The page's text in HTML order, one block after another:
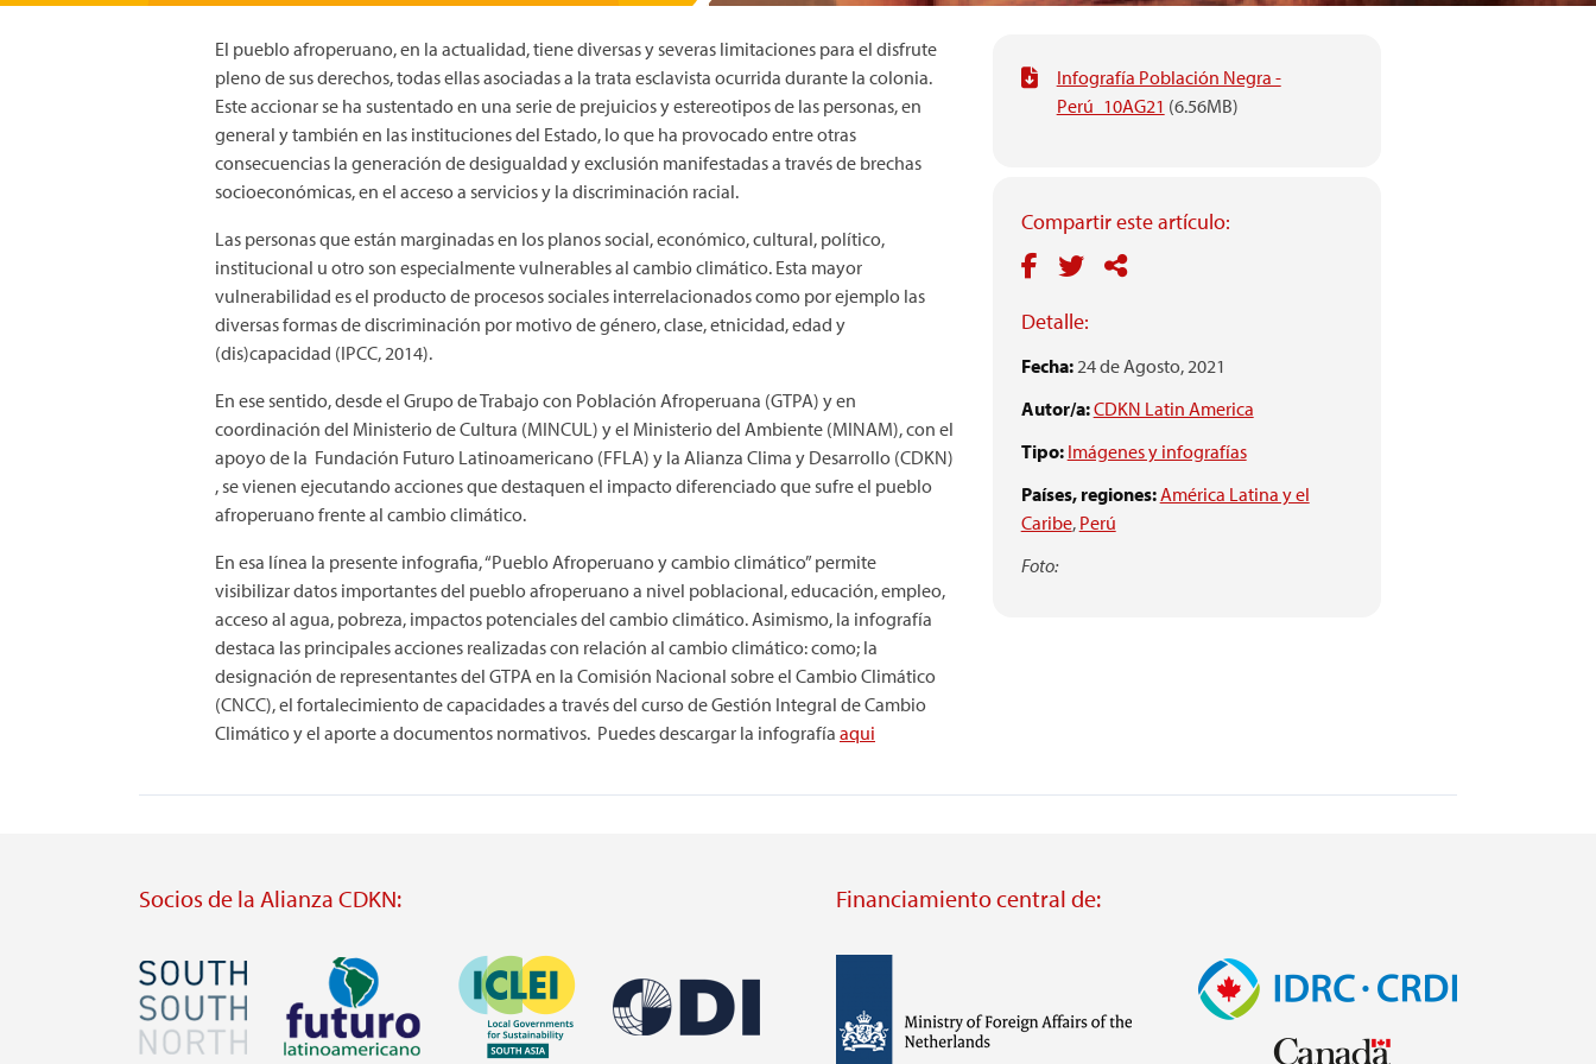
Infografía Población Negra -
Perú_10AG21 (6.56MB)
Compartir este artículo:
Detalle:
Fecha:24 de Agosto, 2021
Autor/a:CDKN Latin America
Tipo: Imágenes y infografías
Países, regiones:América Latina y el
Caribe, Perú
Foto:
El pueblo afroperuano, en la actualidad, tiene diversas y severas limitaciones para el disfrute
pleno de sus derechos, todas ellas asociadas a la trata esclavista ocurrida durante la colonia.
Este accionar se ha sustentado en una serie de prejuicios y estereotipos de las personas, en
general y también en las instituciones del Estado, lo que ha provocado entre otras
consecuencias la generación de desigualdad y exclusión manifestadas a través de brechas
socioeconómicas, en el acceso a servicios y la discriminación racial.
Las personas que están marginadas en los planos social, económico, cultural, político,
institucional u otro son especialmente vulnerables al cambio climático. Esta mayor
vulnerabilidad es el producto de procesos sociales interrelacionados como por ejemplo las
diversas formas de discriminación por motivo de género, clase, etnicidad, edad y
(dis)capacidad (IPCC, 2014).
En ese sentido, desde el Grupo de Trabajo con Población Afroperuana (GTPA) y en
coordinación del Ministerio de Cultura (MINCUL) y el Ministerio del Ambiente (MINAM), con el
apoyo de la Fundación Futuro Latinoamericano (FFLA) y la Alianza Clima y Desarrollo (CDKN)
, se vienen ejecutando acciones que destaquen el impacto diferenciado que sufre el pueblo
afroperuano frente al cambio climático.
En esa línea la presente infografia, “Pueblo Afroperuano y cambio climático” permite
visibilizar datos importantes del pueblo afroperuano a nivel poblacional, educación, empleo,
acceso al agua, pobreza, impactos potenciales del cambio climático. Asimismo, la infografía
destaca las principales acciones realizadas con relación al cambio climático: como; la
designación de representantes del GTPA en la Comisión Nacional sobre el Cambio Climático
(CNCC), el fortalecimiento de capacidades a través del curso de Gestión Integral de Cambio
Climático y el aporte a documentos normativos. Puedes descargar la infografía aqui
Socios de la Alianza CDKN:
Imagen Imagen
Imagen
Imagen
Financiamiento central de:
Imagen